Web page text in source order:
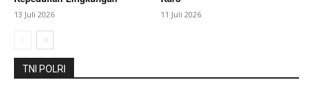
Company
13 Juli 2026 11 Juli 2026
TNI POLRI